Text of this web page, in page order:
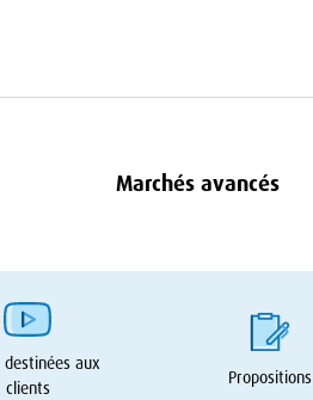
Marchés avancés
destinées aux
clients
Propositions